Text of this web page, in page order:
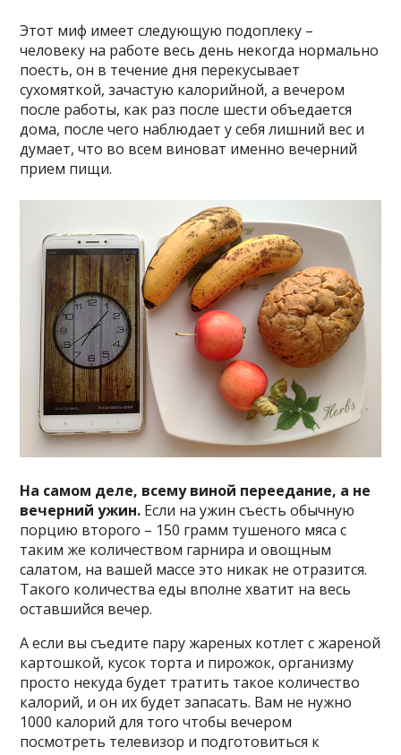
Этот миф имеет следующую подоплеку –
человеку на работе весь день некогда нормально
поесть, он в течение дня перекусывает
сухомяткой, зачастую калорийной, а вечером
после работы, как раз после шести объедается
дома, после чего наблюдает у себя лишний вес и
думает, что во всем виноват именно вечерний
прием пищи.
На самом деле, всему виной переедание, а не
вечерний ужин. Если на ужин съесть обычную
порцию второго – 150 грамм тушеного мяса с
таким же количеством гарнира и овощным
салатом, на вашей массе это никак не отразится.
Такого количества еды вполне хватит на весь
оставшийся вечер.
А если вы съедите пару жареных котлет с жареной
картошкой, кусок торта и пирожок, организму
просто некуда будет тратить такое количество
калорий, и он их будет запасать. Вам не нужно
1000 калорий для того чтобы вечером
посмотреть телевизор и подготовиться к